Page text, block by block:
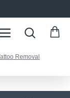
Removal